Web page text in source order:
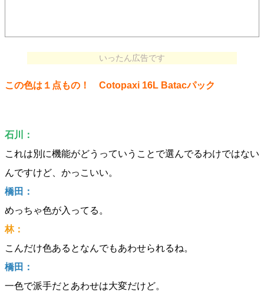
いったん広告です
この色は１点もの！ Cotopaxi 16L Batacパック
石川：
これは別に機能がどうっていうことで選んでるわけではない
んですけど、かっこいい。
橋田：
めっちゃ色が入ってる。
林：
こんだけ色あるとなんでもあわせられるね。
橋田：
一色で派手だとあわせは大変だけど。